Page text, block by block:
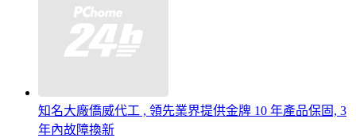
知名大廠僑威代工 , 領先業界提供金牌 10 年產品保固, 3
年內故障換新